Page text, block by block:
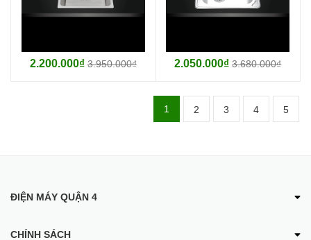
2.200.000₫3.950.000₫ 2.050.000₫3.680.000₫
1 2 3 4 5
ĐIỆN MÁY QUẬN 4
CHÍNH SÁCH